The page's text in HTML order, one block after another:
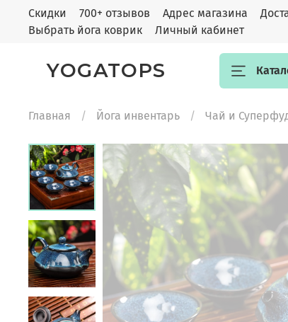
Скидки 700+ отзывов Адрес магазина
Выбрать йога коврик
Личный кабинет
YOGATOPS
Главная Йога инвентарь Чай и